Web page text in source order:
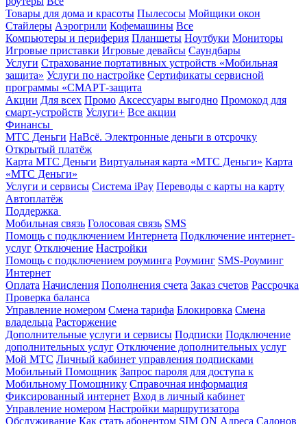
Товары для дома и красоты Пылесосы Мойщики окон
Стайлеры Аэрогрили Кофемашины Все
Компьютеры и периферия Планшеты Ноутбуки Мониторы
Игровые приставки Игровые девайсы Саундбары
Услуги Страхование портативных устройств «Мобильная
защита» Услуги по настройке Сертификаты сервисной
программы «СМАРТ-защита
Акции Для всех Промо Аксессуары выгодно Промокод для
смарт-устройств Услуги+ Все акции
Финансы
МТС Деньги НаВсё. Электронные деньги в отсрочку
Открытый платёж
Карта МТС Деньги Виртуальная карта «МТС Деньги» Карта
«МТС Деньги»
Услуги и сервисы Система iPay Переводы с карты на карту
Автоплатёж
Поддержка
Мобильная связь Голосовая связь SMS
Помощь с подключением Интернета Подключение интернет-
услуг Отключение Настройки
Помощь с подключением роуминга Роуминг SMS-Роуминг
Интернет
Оплата Начисления Пополнения счета Заказ счетов Рассрочка
Проверка баланса
Управление номером Смена тарифа Блокировка Смена
владельца Расторжение
Дополнительные услуги и сервисы Подписки Подключение
дополнительных услуг Отключение дополнительных услуг
Мой МТС Личный кабинет управления подписками
Мобильный Помощник Запрос пароля для доступа к
Мобильному Помощнику Справочная информация
Фиксированный интернет Вход в личный кабинет
Управление номером Настройки маршрутизатора
Обслуживание Как стать абонентом SIM ON Адреса Салонов